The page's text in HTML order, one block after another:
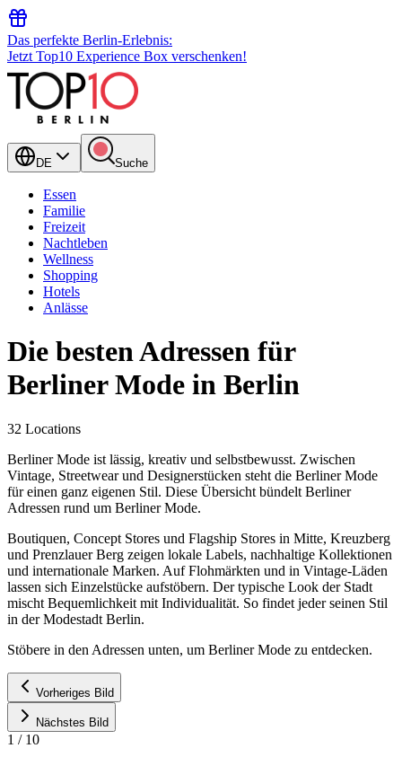
Das perfekte Berlin-Erlebnis:
Jetzt Top10 Experience Box verschenken!
DE Suche
Essen
Familie
Freizeit
Nachtleben
Wellness
Shopping
Hotels
Anlässe
Die besten Adressen für
Berliner Mode in Berlin
32 Locations
Berliner Mode ist lässig, kreativ und selbstbewusst. Zwischen
Vintage, Streetwear und Designerstücken steht die Berliner Mode
für einen ganz eigenen Stil. Diese Übersicht bündelt Berliner
Adressen rund um Berliner Mode.
Boutiquen, Concept Stores und Flagship Stores in Mitte, Kreuzberg
und Prenzlauer Berg zeigen lokale Labels, nachhaltige Kollektionen
und internationale Marken. Auf Flohmärkten und in Vintage-Läden
lassen sich Einzelstücke aufstöbern. Der typische Look der Stadt
mischt Bequemlichkeit mit Individualität. So findet jeder seinen Stil
in der Modestadt Berlin.
Stöbere in den Adressen unten, um Berliner Mode zu entdecken.
Vorheriges Bild
Nächstes Bild
1 / 10